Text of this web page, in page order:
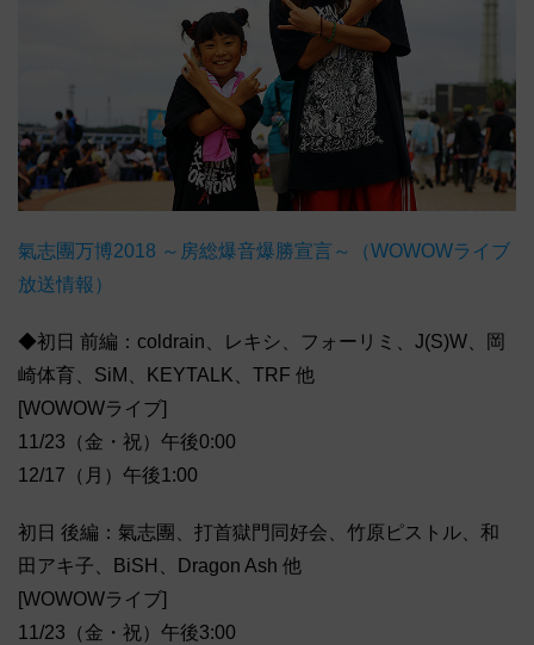
氣志團万博2018 ～房総爆音爆勝宣言～（WOWOWライブ
放送情報）
◆初日 前編：coldrain、レキシ、フォーリミ、J(S)W、岡
崎体育、SiM、KEYTALK、TRF 他
[WOWOWライブ]
11/23（金・祝）午後0:00
12/17（月）午後1:00
初日 後編：氣志團、打首獄門同好会、竹原ピストル、和
田アキ子、BiSH、Dragon Ash 他
[WOWOWライブ]
11/23（金・祝）午後3:00